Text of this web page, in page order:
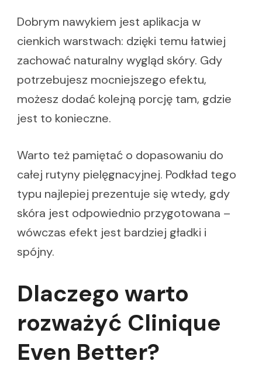
Dobrym nawykiem jest aplikacja w
cienkich warstwach: dzięki temu łatwiej
zachować naturalny wygląd skóry. Gdy
potrzebujesz mocniejszego efektu,
możesz dodać kolejną porcję tam, gdzie
jest to konieczne.
Warto też pamiętać o dopasowaniu do
całej rutyny pielęgnacyjnej. Podkład tego
typu najlepiej prezentuje się wtedy, gdy
skóra jest odpowiednio przygotowana –
wówczas efekt jest bardziej gładki i
spójny.
Dlaczego warto
rozważyć Clinique
Even Better?